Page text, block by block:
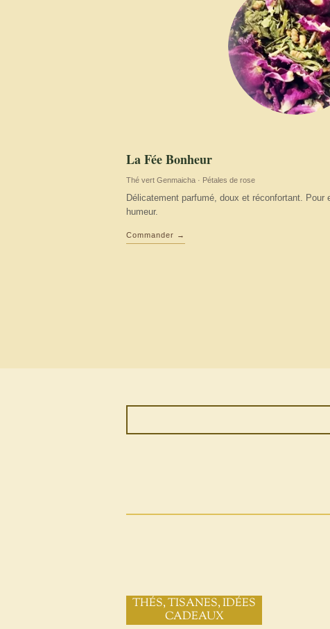
La Fée Bonheur
Thé vert Genmaicha · Pétales de rose
Délicatement parfumé, doux et réconfortant. Pour
humeur.
Commander →
THÉS, TISANES, IDÉES
CADEAUX